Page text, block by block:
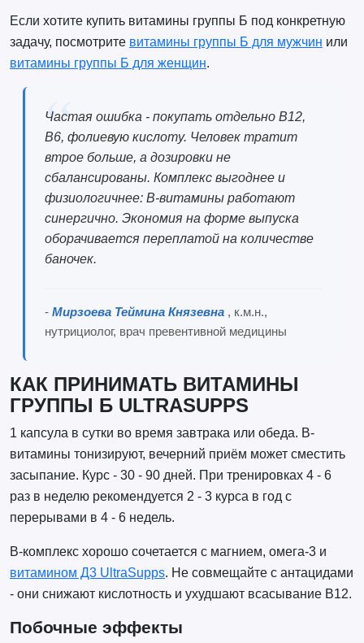
Если хотите купить витамины группы Б под конкретную
задачу, посмотрите витамины группы Б для мужчин или
витамины группы Б для женщин.
Частая ошибка - покупать отдельно B12,
B6, фолиевую кислоту. Человек тратит
втрое больше, а дозировки не
сбалансированы. Комплекс выгоднее и
физиологичнее: B-витамины работают
синергично. Экономия на форме выпуска
оборачивается переплатой на количестве
баночек.
- Мирзоева Теймина Князевна , к.м.н.,
нутрициолог, врач превентивной медицины
КАК ПРИНИМАТЬ ВИТАМИНЫ
ГРУППЫ Б ULTRASUPPS
1 капсула в сутки во время завтрака или обеда. B-
витамины тонизируют, вечерний приём может сместить
засыпание. Курс - 30 - 90 дней. При тренировках 4 - 6
раз в неделю рекомендуется 2 - 3 курса в год с
перерывами в 4 - 6 недель.
B-комплекс хорошо сочетается с магнием, омега-3 и
витамином Д3 UltraSupps. Не совмещайте с антацидами
- они снижают кислотность и ухудшают всасывание B12.
Побочные эффекты